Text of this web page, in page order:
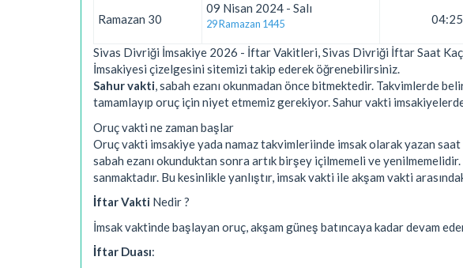
Ramazan 30
09 Nisan 2024 - Salı
29 Ramazan 1445 04:25
Sivas Divriği İmsakiye 2026 - İftar Vakitleri, Sivas Divriği İftar Saat
İmsakiyesi çizelgesini sitemizi takip ederek öğrenebilirsiniz.
Sahur vakti, sabah ezanı okunmadan önce bitmektedir. Takvimlerde
tamamlayıp oruç için niyet etmemiz gerekiyor. Sahur vakti
Oruç vakti ne zaman başlar
Oruç vakti imsakiye yada namaz takvimleriinde imsak olarak yazan
sabah ezanı okunduktan sonra artık birşey içilmemeli ve
sanmaktadır. Bu kesinlikle yanlıştır, imsak vakti ile akşam vakti
İftar Vakti Nedir ?
İmsak vaktinde başlayan oruç, akşam güneş batıncaya kadar devam
İftar Duası: